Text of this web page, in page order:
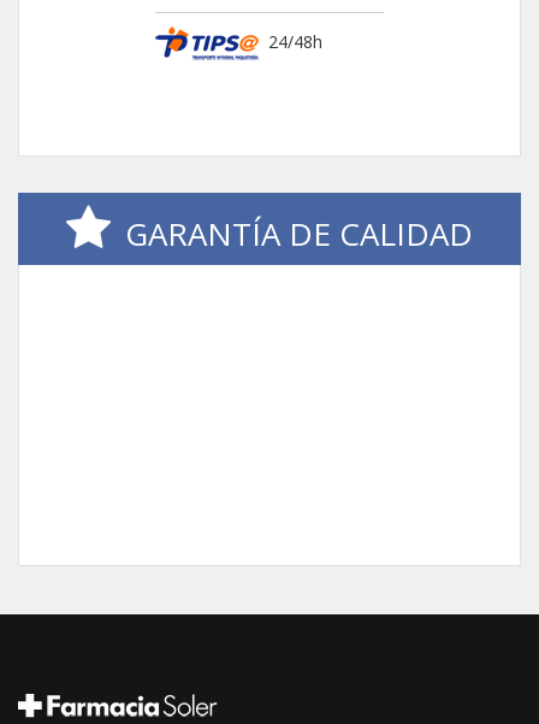
24/48h
GARANTÍA DE CALIDAD